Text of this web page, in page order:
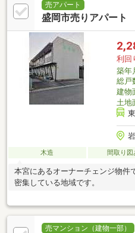
売アパート
盛岡市売りアパート
利回
築年
総戸
建物
土地
木造 間取り図
本宮にあるオーナーチェンジ物件
密集している地域です。
売マンション（建物一部）